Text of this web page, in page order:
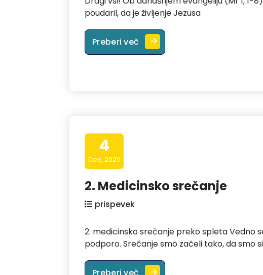
poudaril, da je življenje Jezusa
Preberi več 2. Adventna nedelja
4
Dec, 2020
2. Medicinsko srečanje
prispevek
2. medicinsko srečanje preko spleta Vedno
podporo. Srečanje smo začeli tako, da smo si
2. Medicinsko srečanje